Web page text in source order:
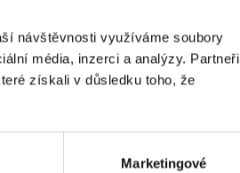
návštěvnosti využíváme soubory
média, inzerci a analýzy. Partneři
získali v důsledku toho, že
Marketingové